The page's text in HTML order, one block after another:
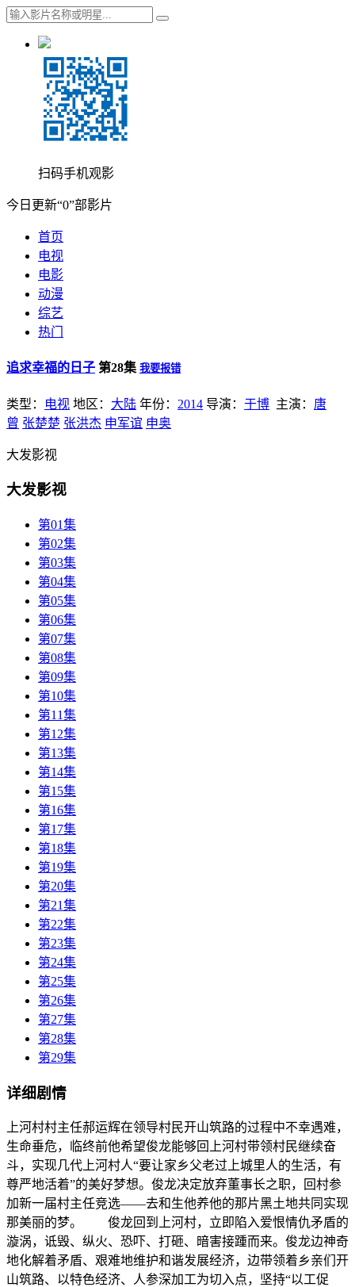
扫码手机观影
今日更新“0”部影片
首页
电视
电影
动漫
综艺
热门
追求幸福的日子 第28集 我要报错
类型： 电视 地区： 大陆 年份： 2014 导演： 于博 主演： 唐
曾 张楚楚 张洪杰 申军谊 申奥
大发影视
大发影视
第01集
第02集
第03集
第04集
第05集
第06集
第07集
第08集
第09集
第10集
第11集
第12集
第13集
第14集
第15集
第16集
第17集
第18集
第19集
第20集
第21集
第22集
第23集
第24集
第25集
第26集
第27集
第28集
第29集
详细剧情
上河村村主任郝运辉在领导村民开山筑路的过程中不幸遇难，
生命垂危，临终前他希望俊龙能够回上河村带领村民继续奋
斗，实现几代上河村人“要让家乡父老过上城里人的生活，有
尊严地活着”的美好梦想。俊龙决定放弃董事长之职，回村参
加新一届村主任竞选——去和生他养他的那片黑土地共同实现
那美丽的梦。 俊龙回到上河村，立即陷入爱恨情仇矛盾的
漩涡，诋毁、纵火、恐吓、打砸、暗害接踵而来。俊龙边神奇
地化解着矛盾、艰难地维护和谐发展经济，边带领着乡亲们开
山筑路、以特色经济、人参深加工为切入点，坚持“以工促